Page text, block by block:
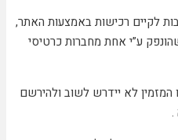
לקיים רכישות באמצעות האתר,
ע”י אחת מחברות כרטיסי
לא יידרש לשוב ולהירשם
.